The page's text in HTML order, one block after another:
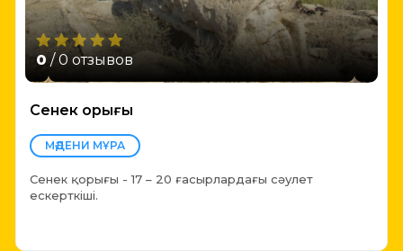
0 / 0 отзывов
Сенек қорығы
МӘДЕНИ МҰРА
Сенек қорығы - 17 – 20 ғасырлардағы сәулет
ескерткіші.